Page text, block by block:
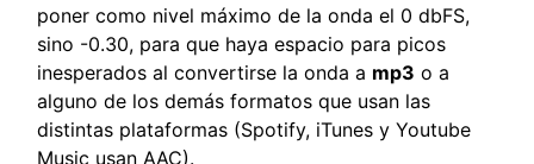
poner como nivel máximo de la onda el 0 dbFS,
sino -0.30, para que haya espacio para picos
inesperados al convertirse la onda a mp3 o a
alguno de los demás formatos que usan las
distintas plataformas (Spotify, iTunes y Youtube
Music usan AAC).